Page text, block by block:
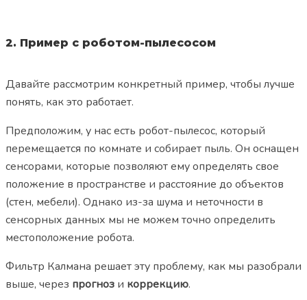
2. Пример с роботом-пылесосом
Давайте рассмотрим конкретный пример, чтобы лучше
понять, как это работает.
Предположим, у нас есть робот-пылесос, который
перемещается по комнате и собирает пыль. Он оснащен
сенсорами, которые позволяют ему определять свое
положение в пространстве и расстояние до объектов
(стен, мебели). Однако из-за шума и неточности в
сенсорных данных мы не можем точно определить
местоположение робота.
Фильтр Калмана решает эту проблему, как мы разобрали
выше, через прогноз и коррекцию.